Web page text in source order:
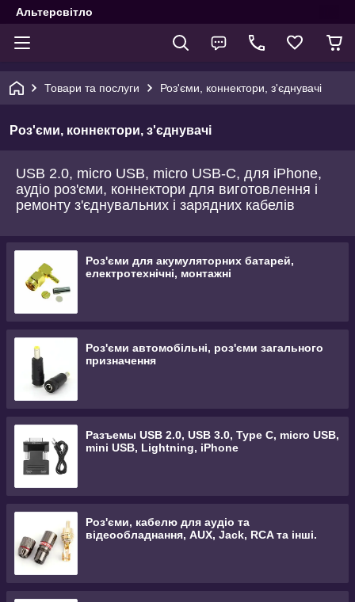
Альтерсвітло
Товари та послуги Роз'єми, коннектори, з'єднувачі
Роз'єми, коннектори, з'єднувачі
USB 2.0, micro USB, micro USB-C, для iPhone,
аудіо роз'єми, коннектори для виготовлення і
ремонту з'єднувальних і зарядних кабелів
Роз'єми для акумуляторних батарей,
електротехнічні, монтажні
Роз'єми автомобільні, роз'єми загального
призначення
Разъемы USB 2.0, USB 3.0, Type C, micro USB,
mini USB, Lightning, iPhone
Роз'єми, кабелю для аудіо та
відеообладнання, AUX, Jack, RCA та інші.